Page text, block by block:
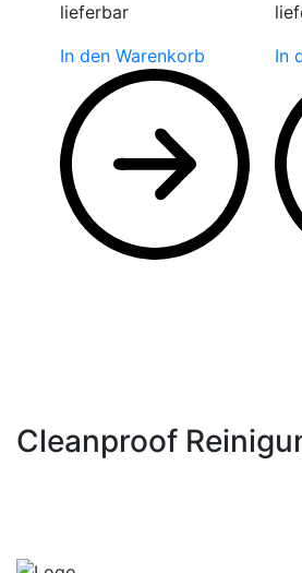
lieferbar
In den Warenkorb
In
Cleanproof